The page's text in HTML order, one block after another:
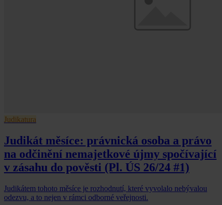
Judikatura
Judikát měsíce: právnická osoba a právo
na odčinění nemajetkové újmy spočívající
v zásahu do pověsti (Pl. ÚS 26/24 #1)
Judikátem tohoto měsíce je rozhodnutí, které vyvolalo nebývalou
odezvu, a to nejen v rámci odborné veřejnosti.